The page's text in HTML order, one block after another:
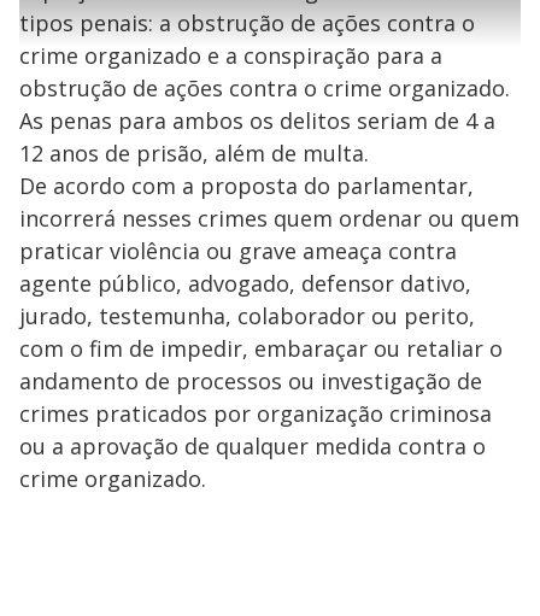
a
y
V
i
d
e
g
u
d
o
e
g
n
s
u
o
tipos penais: a obstrução de ações contra o
crime organizado e a conspiração para a
obstrução de ações contra o crime organizado.
As penas para ambos os delitos seriam de 4 a
12 anos de prisão, além de multa.
De acordo com a proposta do parlamentar,
incorrerá nesses crimes quem ordenar ou quem
praticar violência ou grave ameaça contra
agente público, advogado, defensor dativo,
jurado, testemunha, colaborador ou perito,
com o fim de impedir, embaraçar ou retaliar o
andamento de processos ou investigação de
crimes praticados por organização criminosa
ou a aprovação de qualquer medida contra o
crime organizado.